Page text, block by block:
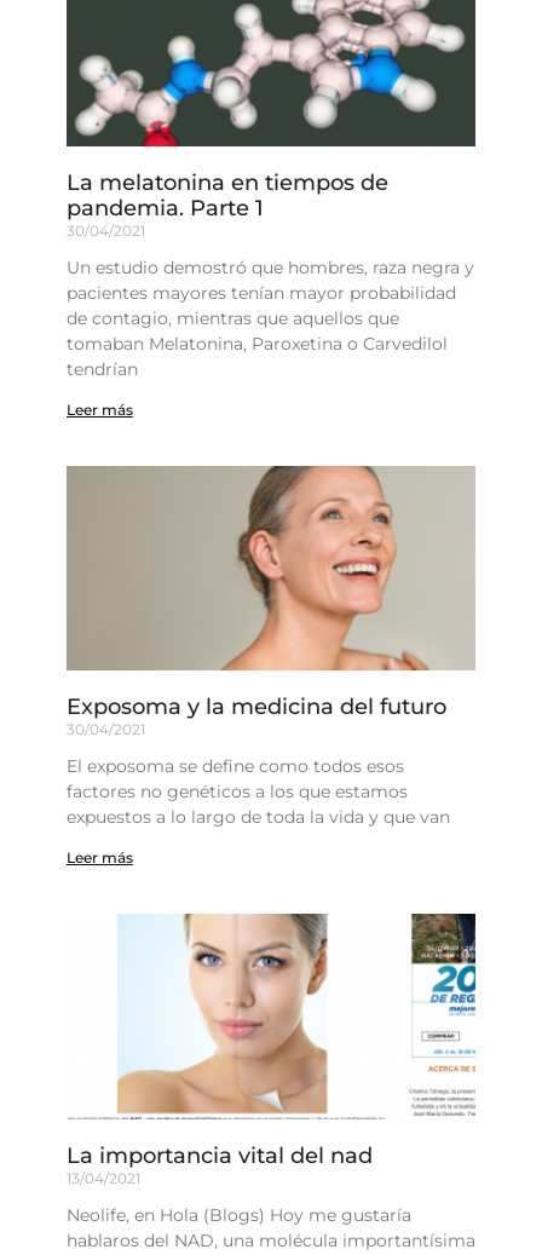
La melatonina en tiempos de
pandemia. Parte 1
30/04/2021
Un estudio demostró que hombres, raza negra y
pacientes mayores tenían mayor probabilidad
de contagio, mientras que aquellos que
tomaban Melatonina, Paroxetina o Carvedilol
tendrían
Leer más
Exposoma y la medicina del futuro
30/04/2021
El exposoma se define como todos esos
factores no genéticos a los que estamos
expuestos a lo largo de toda la vida y que van
Leer más
La importancia vital del nad
13/04/2021
Neolife, en Hola (Blogs) Hoy me gustaría
hablaros del NAD, una molécula importantísima